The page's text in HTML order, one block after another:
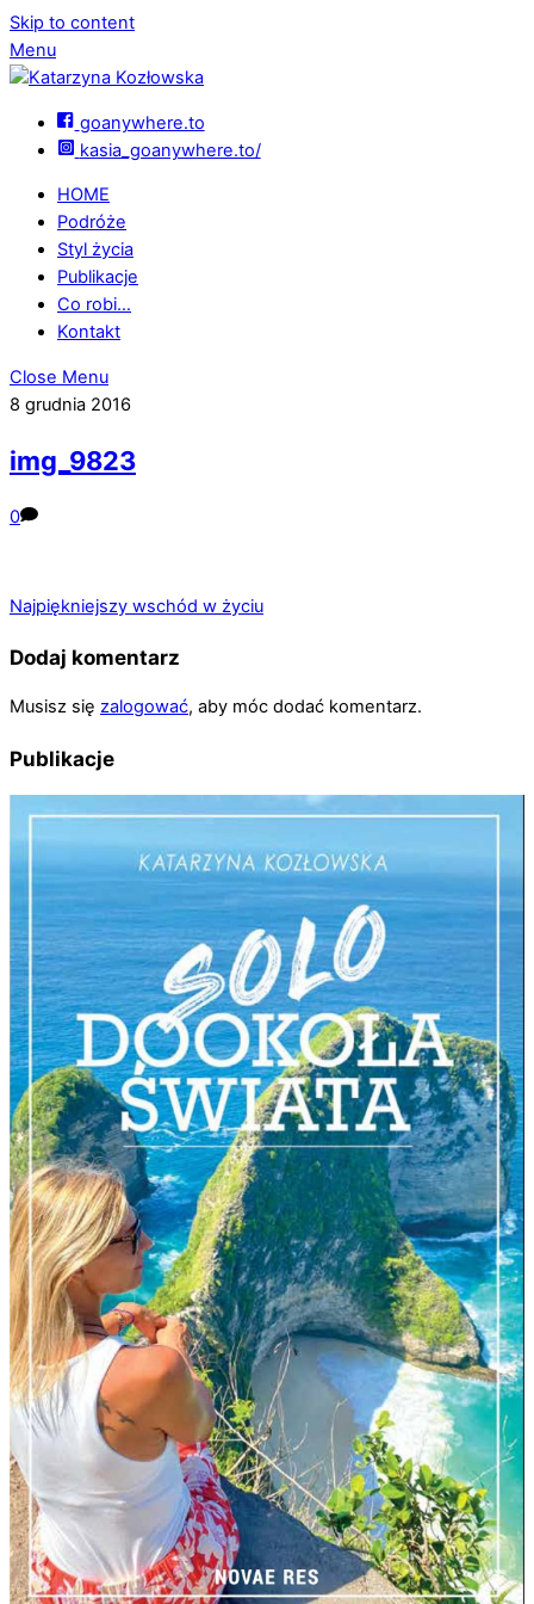
Skip to content
Menu
goanywhere.to
kasia_goanywhere.to/
HOME
Podróże
Styl życia
Publikacje
Co robi…
Kontakt
Close Menu
8 grudnia 2016
img_9823
0
Najpiękniejszy wschód w życiu
Dodaj komentarz
Musisz się zalogować, aby móc dodać komentarz.
Publikacje